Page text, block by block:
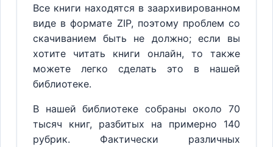
Все книги находятся в заархивированном
виде в формате ZIP, поэтому проблем со
скачиванием быть не должно; если вы
хотите читать книги онлайн, то также
можете легко сделать это в нашей
библиотеке.
В нашей библиотеке собраны около 70
тысяч книг, разбитых на примерно 140
рубрик. Фактически различных